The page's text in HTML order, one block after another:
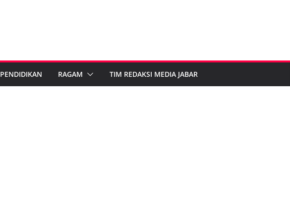
PENDIDIKAN RAGAM TIM REDAKSI MEDIA JABAR